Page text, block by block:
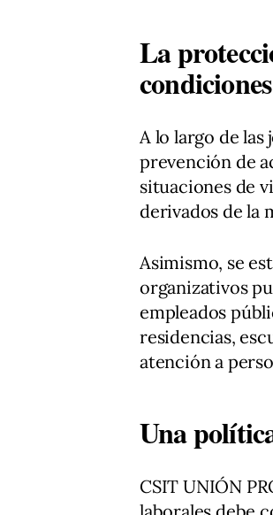
La
A lo largo de
prevención de
situaciones de
derivados de la
Asimismo, se
organizativos
empleados
residencias,
atención a
Una
CSIT UNIÓN